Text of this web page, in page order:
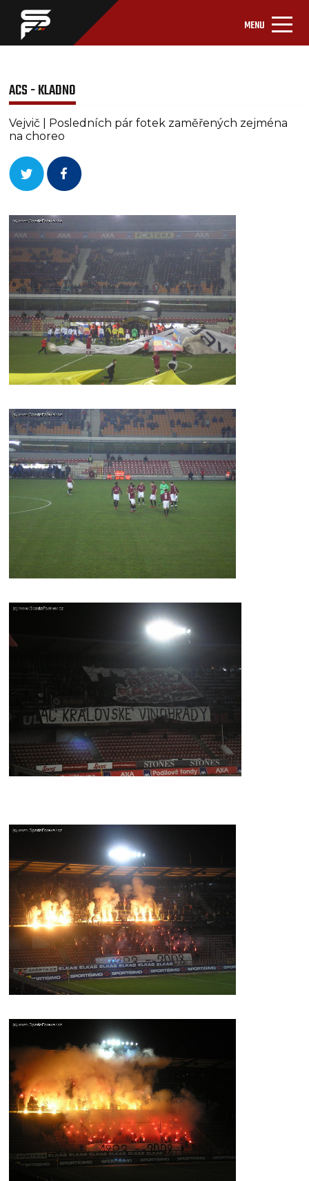
MENU
ACS - KLADNO
Vejvič | Posledních pár fotek zaměřených zejména
na choreo